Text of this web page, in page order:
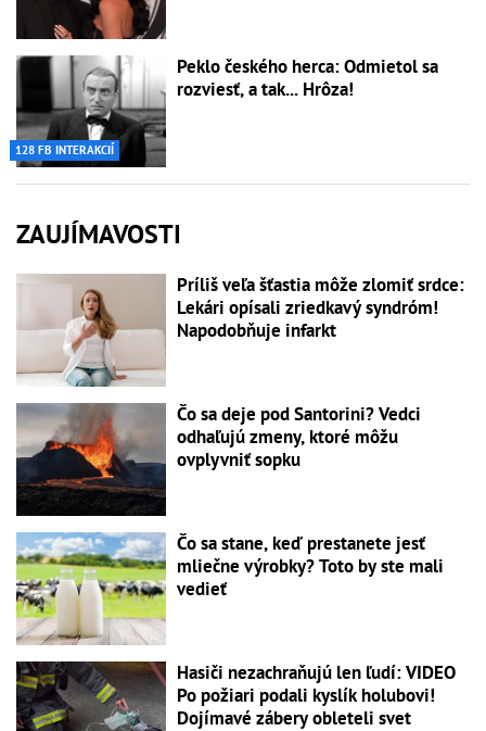
128 FB INTERAKCIÍ
Peklo českého herca: Odmietol sa
rozviesť, a tak... Hrôza!
ZAUJÍMAVOSTI
Príliš veľa šťastia môže zlomiť srdce:
Lekári opísali zriedkavý syndróm!
Napodobňuje infarkt
Čo sa deje pod Santorini? Vedci
odhaľujú zmeny, ktoré môžu
ovplyvniť sopku
Čo sa stane, keď prestanete jesť
mliečne výrobky? Toto by ste mali
vedieť
Hasiči nezachraňujú len ľudí: VIDEO
Po požiari podali kyslík holubovi!
Dojímavé zábery obleteli svet